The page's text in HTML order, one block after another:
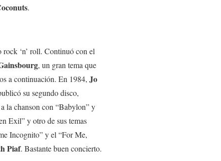
.
‘n’ roll. Continuó con el
, un gran tema que
a continuación. En 1984, Jo
su segundo disco,
la chanson con “Babylon” y
Exil” y otro de sus temas
Incognito” y el “For Me,
Piaf. Bastante buen concierto.